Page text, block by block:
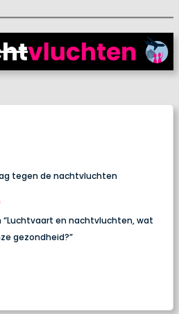
tegen de nachtvluchten
“Luchtvaart en nachtvluchten, wat
gezondheid?”